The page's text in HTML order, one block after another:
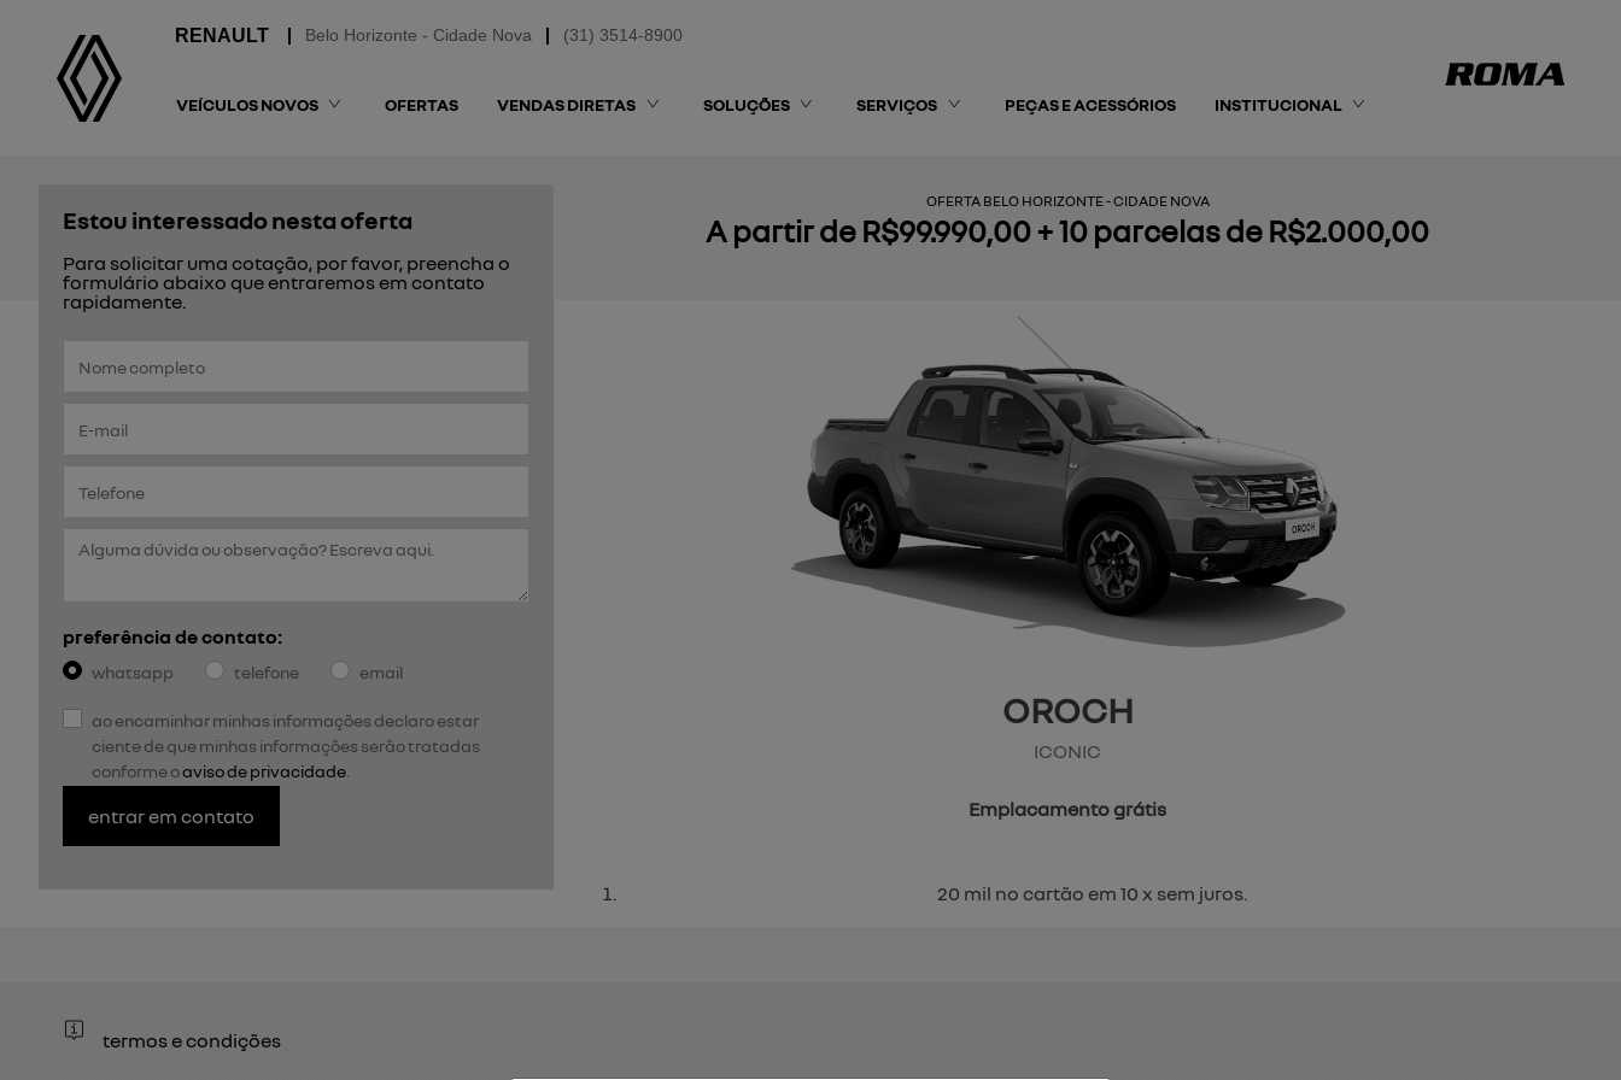
(31) 3514-8900
Belo Horizonte - Cidade Nova
VEÍCULOS NOVOS OFERTAS VENDAS DIRETAS SOLUÇÕES SERVIÇOS PEÇAS E ACESSÓRIOS INSTITUCIONAL
OFERTA BELO HORIZONTE - CIDADE NOVA
A partir de R$99.990,00 + 10 parcelas de R$2.000,00
OROCH
ICONIC
Emplacamento grátis
20 mil no cartão em 10 x sem juros.
Estou interessado nesta oferta
Para solicitar uma cotação, por favor, preencha o
formulário abaixo que entraremos em contato
rapidamente.
preferência de contato:
whatsapp telefone email
ao encaminhar minhas informações declaro estar
ciente de que minhas informações serão tratadas
conforme oaviso de privacidade
entrar em contato
termos e condições